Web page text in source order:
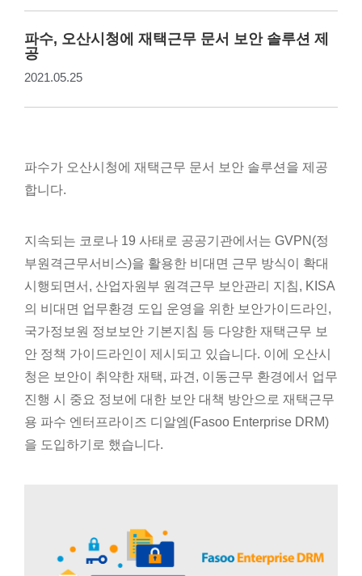
파수, 오산시청에 재택근무 문서 보안 솔루션 제
공
2021.05.25
파수가 오산시청에 재택근무 문서 보안 솔루션을 제공
합니다.
지속되는 코로나 19 사태로 공공기관에서는 GVPN(정
부원격근무서비스)을 활용한 비대면 근무 방식이 확대
시행되면서, 산업자원부 원격근무 보안관리 지침, KISA
의 비대면 업무환경 도입 운영을 위한 보안가이드라인,
국가정보원 정보보안 기본지침 등 다양한 재택근무 보
안 정책 가이드라인이 제시되고 있습니다. 이에 오산시
청은 보안이 취약한 재택, 파견, 이동근무 환경에서 업무
진행 시 중요 정보에 대한 보안 대책 방안으로 재택근무
용 파수 엔터프라이즈 디알엠(Fasoo Enterprise DRM)
을 도입하기로 했습니다.